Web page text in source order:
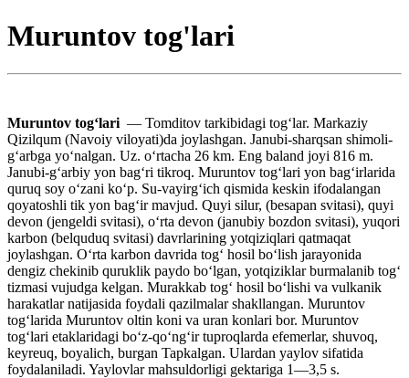
Muruntov tog'lari
Muruntov togʻlari — Tomditov tarkibidagi togʻlar. Markaziy
Qizilqum (Navoiy viloyati)da joylashgan. Janubi-sharqsan shimoli-
gʻarbga yoʻnalgan. Uz. oʻrtacha 26 km. Eng baland joyi 816 m.
Janubi-gʻarbiy yon bagʻri tikroq. Muruntov togʻlari yon bagʻirlarida
quruq soy oʻzani koʻp. Su-vayirgʻich qismida keskin ifodalangan
qoyatoshli tik yon bagʻir mavjud. Quyi silur, (besapan svitasi), quyi
devon (jengeldi svitasi), oʻrta devon (janubiy bozdon svitasi), yuqori
karbon (belquduq svitasi) davrlarining yotqiziqlari qatmaqat
joylashgan. Oʻrta karbon davrida togʻ hosil boʻlish jarayonida
dengiz chekinib quruklik paydo boʻlgan, yotqiziklar burmalanib togʻ
tizmasi vujudga kelgan. Murakkab togʻ hosil boʻlishi va vulkanik
harakatlar natijasida foydali qazilmalar shakllangan. Muruntov
togʻlarida Muruntov oltin koni va uran konlari bor. Muruntov
togʻlari etaklaridagi boʻz-qoʻngʻir tuproqlarda efemerlar, shuvoq,
keyreuq, boyalich, burgan Tapkalgan. Ulardan yaylov sifatida
foydalaniladi. Yaylovlar mahsuldorligi gektariga 1—3,5 s.